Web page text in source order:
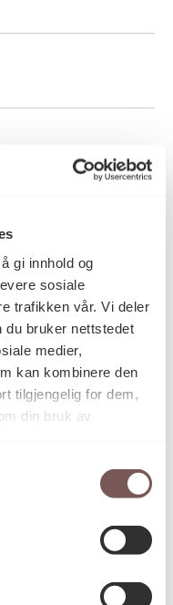
gi innhold og
sosiale
trafikken vår. Vi deler
du bruker nettstedet
medier,
kan kombinere den
tilgjengelig for dem,
din bruk av
lin